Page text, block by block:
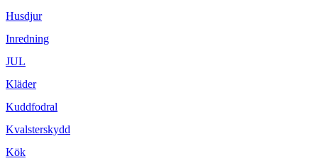
Husdjur
Inredning
JUL
Kläder
Kuddfodral
Kvalsterskydd
Kök